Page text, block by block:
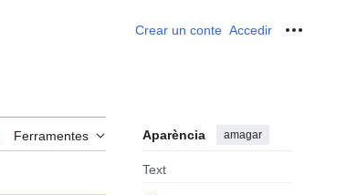
Crear un conte Accedir
Ferramentes Aparència amagar
Text